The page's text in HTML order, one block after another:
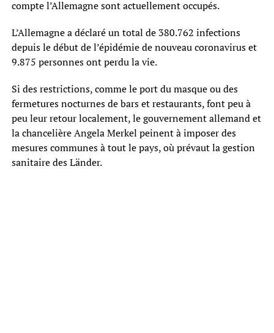
compte l’Allemagne sont actuellement occupés.
L’Allemagne a déclaré un total de 380.762 infections
depuis le début de l’épidémie de nouveau coronavirus et
9.875 personnes ont perdu la vie.
Si des restrictions, comme le port du masque ou des
fermetures nocturnes de bars et restaurants, font peu à
peu leur retour localement, le gouvernement allemand et
la chancelière Angela Merkel peinent à imposer des
mesures communes à tout le pays, où prévaut la gestion
sanitaire des Länder.